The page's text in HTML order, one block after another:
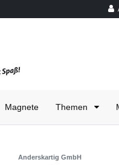
Magnete Themen
Anderskartig GmbH